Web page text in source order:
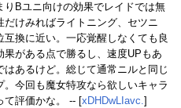
りBユニ向けの効果でレイドでは無
けみればライトニング、セツニ
換に近い。一応覚醒しなくても良
がある点で勝るし、速度UPもあ
あるけど。総じて通常ニルと同じ
。今回も魔女特攻なら欲しいキャラ
て評価かな。 -- [xDHDwLIavc.]